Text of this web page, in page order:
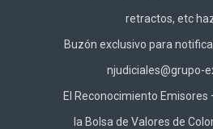
retractos, etc
Buzón exclusivo para
njudiciales@grupo-
El Reconocimiento Emisores
la Bolsa de Valores de